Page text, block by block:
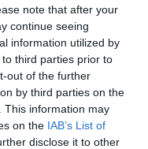
note that after your
continue seeing
information utilized by
third parties prior to
out of the further
by third parties on the
This information may
on the IAB’s List of
disclose it to other